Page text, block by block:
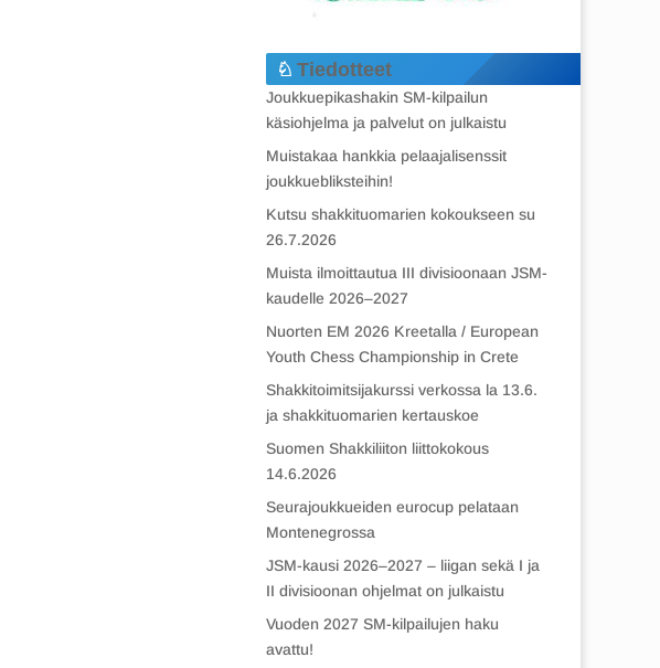
Tiedotteet
Joukkuepikashakin SM-kilpailun
käsiohjelma ja palvelut on julkaistu
Muistakaa hankkia pelaajalisenssit
joukkuebliksteihin!
Kutsu shakkituomarien kokoukseen su
26.7.2026
Muista ilmoittautua III divisioonaan JSM-
kaudelle 2026–2027
Nuorten EM 2026 Kreetalla / European
Youth Chess Championship in Crete
Shakkitoimitsijakurssi verkossa la 13.6.
ja shakkituomarien kertauskoe
Suomen Shakkiliiton liittokokous
14.6.2026
Seurajoukkueiden eurocup pelataan
Montenegrossa
JSM-kausi 2026–2027 – liigan sekä I ja
II divisioonan ohjelmat on julkaistu
Vuoden 2027 SM-kilpailujen haku
avattu!